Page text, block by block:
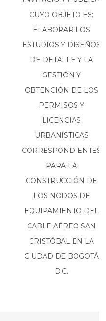
CUYO OBJETO ES:
ELABORAR LOS
ESTUDIOS Y DISEÑOS
DE DETALLE Y LA
GESTIÓN Y
OBTENCIÓN DE LOS
PERMISOS Y
LICENCIAS
URBANÍSTICAS
CORRESPONDIENTES
PARA LA
CONSTRUCCIÓN DE
LOS NODOS DE
EQUIPAMIENTO DEL
CABLE AÉREO SAN
CRISTÓBAL EN LA
CIUDAD DE BOGOTÁ
D.C.